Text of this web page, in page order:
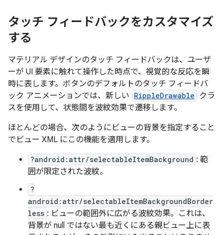
タッチ フィードバックをカスタマイズ
する
マテリアル デザインのタッチ フィードバックは、ユーザ
ーが UI 要素に触れて操作した時点で、視覚的な反応を瞬
時に表します。ボタンのデフォルトのタッチ フィードバ
ック アニメーションでは、新しい RippleDrawable
クラ
スを使用して、状態間を波紋効果で遷移します。
ほとんどの場合、次のようにビューの背景を指定すること
でビュー XML にこの機能を適用します。
?android:attr/selectableItemBackground : 範
囲が限定された波紋。
?
android:attr/selectableItemBackgroundBorder
less : ビューの範囲外に広がる波紋効果。これは、
背景が null ではない最も近くにある親ビュー上に表